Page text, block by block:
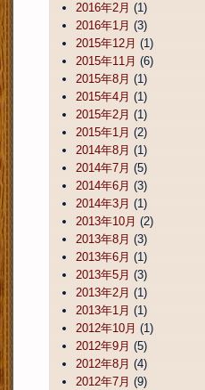
2016年2月 (1)
2016年1月 (3)
2015年12月 (1)
2015年11月 (6)
2015年8月 (1)
2015年4月 (1)
2015年2月 (1)
2015年1月 (2)
2014年8月 (1)
2014年7月 (5)
2014年6月 (3)
2014年3月 (1)
2013年10月 (2)
2013年8月 (3)
2013年6月 (1)
2013年5月 (3)
2013年2月 (1)
2013年1月 (1)
2012年10月 (1)
2012年9月 (5)
2012年8月 (4)
2012年7月 (9)